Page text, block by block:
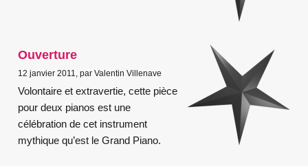
Ouverture
12 janvier 2011, par Valentin Villenave
Volontaire et extravertie, cette pièce
pour deux pianos est une
célébration de cet instrument
mythique qu’est le Grand Piano.